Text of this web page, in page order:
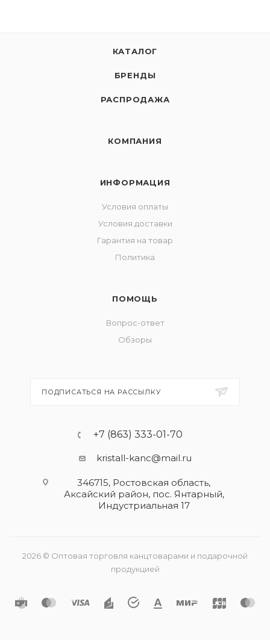
КАТАЛОГ
БРЕНДЫ
РАСПРОДАЖА
КОМПАНИЯ
ИНФОРМАЦИЯ
Условия оплаты
Условия доставки
Гарантия на товар
Политика
ПОМОЩЬ
Вопрос-ответ
Обзоры
ПОДПИСАТЬСЯ НА РАССЫЛКУ
+7 (863) 333-01-70
kristall-kanc@mail.ru
346715, Ростовская область​,
Аксайский район, пос. Янтарный,
Индустриальная 17
2026 © Оптовая торговля канцтоварами и подарочной
продукцией